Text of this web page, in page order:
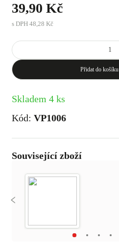
39,90 Kč
s DPH 48,28 Kč
Přidat do košíku
Skladem 4 ks
Kód: VP1006
Související zboží